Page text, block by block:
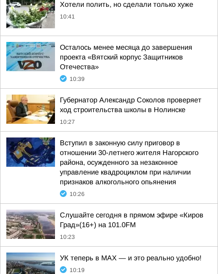
Хотели полить, но сделали только хуже
10:41
Осталось менее месяца до завершения
проекта «Вятский корпус Защитников
Отечества»
10:39
Губернатор Александр Соколов проверяет
ход строительства школы в Нолинске
10:27
Вступил в законную силу приговор в
отношении 30-летнего жителя Нагорского
района, осужденного за незаконное
управление квадроциклом при наличии
признаков алкогольного опьянения
10:26
Слушайте сегодня в прямом эфире «Киров
Град»(16+) на 101.0FM
10:23
УК теперь в МАХ — и это реально удобно!
10:19